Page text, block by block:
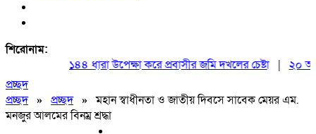
শিরোনাম:
১৪৪ ধারা উপেক্ষা করে প্রবাসীর জমি দখলের চেষ্টা| ২০ আগস্ট
প্রচ্ছদ
প্রচ্ছদ» প্রচ্ছদ»মহান স্বাধীনতা ও জাতীয় দিবসে সাবেক মেয়র এম.
মনজুর আলমের বিনম্র শ্রদ্ধা